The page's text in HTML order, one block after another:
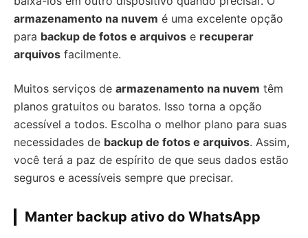
armazenamento na nuvem é uma excelente opção
para backup de fotos e arquivos e recuperar
arquivos facilmente.
Muitos serviços de armazenamento na nuvem têm
planos gratuitos ou baratos. Isso torna a opção
acessível a todos. Escolha o melhor plano para suas
necessidades de backup de fotos e arquivos. Assim,
você terá a paz de espírito de que seus dados estão
seguros e acessíveis sempre que precisar.
Manter backup ativo do WhatsApp